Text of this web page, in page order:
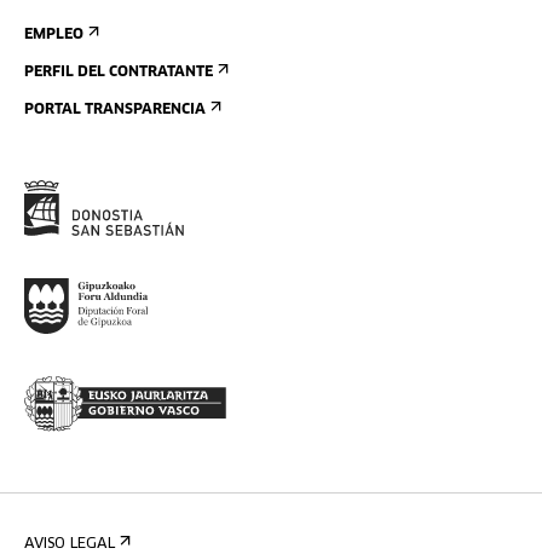
EMPLEO
PERFIL DEL CONTRATANTE
PORTAL TRANSPARENCIA
AVISO LEGAL